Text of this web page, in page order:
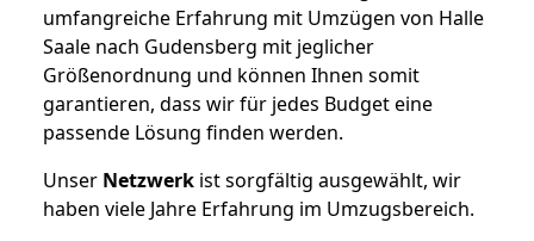
umfangreiche Erfahrung mit Umzügen von Halle
Saale nach Gudensberg mit jeglicher
Größenordnung und können Ihnen somit
garantieren, dass wir für jedes Budget eine
passende Lösung finden werden.
Unser Netzwerk ist sorgfältig ausgewählt, wir
haben viele Jahre Erfahrung im Umzugsbereich.